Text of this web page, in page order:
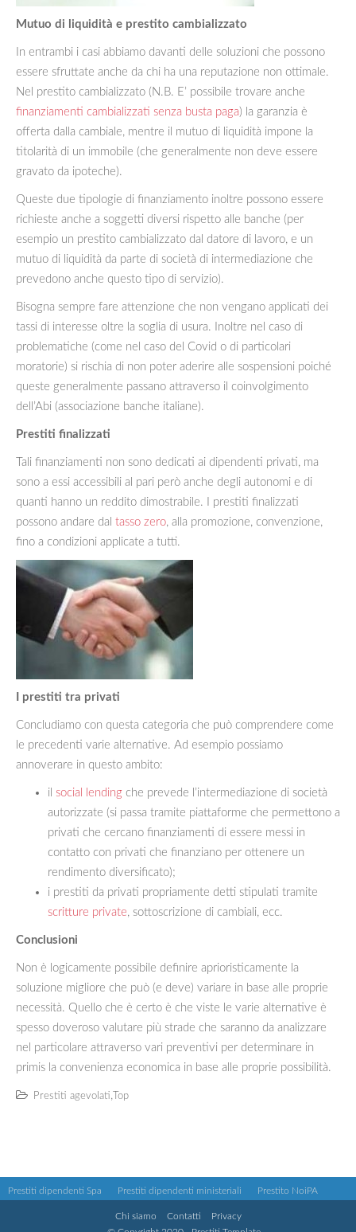
Mutuo di liquidità e prestito cambializzato
In entrambi i casi abbiamo davanti delle soluzioni che possono
essere sfruttate anche da chi ha una reputazione non ottimale.
Nel prestito cambializzato (N.B. E’ possibile trovare anche
finanziamenti cambializzati senza busta paga) la garanzia è
offerta dalla cambiale, mentre il mutuo di liquidità impone la
titolarità di un immobile (che generalmente non deve essere
gravato da ipoteche).
Queste due tipologie di finanziamento inoltre possono essere
richieste anche a soggetti diversi rispetto alle banche (per
esempio un prestito cambializzato dal datore di lavoro, e un
mutuo di liquidità da parte di società di intermediazione che
prevedono anche questo tipo di servizio).
Bisogna sempre fare attenzione che non vengano applicati dei
tassi di interesse oltre la soglia di usura. Inoltre nel caso di
problematiche (come nel caso del Covid o di particolari
moratorie) si rischia di non poter aderire alle sospensioni poiché
queste generalmente passano attraverso il coinvolgimento
dell’Abi (associazione banche italiane).
Prestiti finalizzati
Tali finanziamenti non sono dedicati ai dipendenti privati, ma
sono a essi accessibili al pari però anche degli autonomi e di
quanti hanno un reddito dimostrabile. I prestiti finalizzati
possono andare dal tasso zero, alla promozione, convenzione,
fino a condizioni applicate a tutti.
I prestiti tra privati
Concludiamo con questa categoria che può comprendere come
le precedenti varie alternative. Ad esempio possiamo
annoverare in questo ambito:
il social lending che prevede l’intermediazione di società
autorizzate (si passa tramite piattaforme che permettono a
privati che cercano finanziamenti di essere messi in
contatto con privati che finanziano per ottenere un
rendimento diversificato);
i prestiti da privati propriamente detti stipulati tramite
scritture private, sottoscrizione di cambiali, ecc.
Conclusioni
Non è logicamente possibile definire aprioristicamente la
soluzione migliore che può (e deve) variare in base alle proprie
necessità. Quello che è certo è che viste le varie alternative è
spesso doveroso valutare più strade che saranno da analizzare
nel particolare attraverso vari preventivi per determinare in
primis la convenienza economica in base alle proprie possibilità.
Prestiti agevolati, Top
Prestiti dipendenti Spa Prestiti dipendenti ministeriali Prestito NoiPA
Chi siamo Contatti
Privacy